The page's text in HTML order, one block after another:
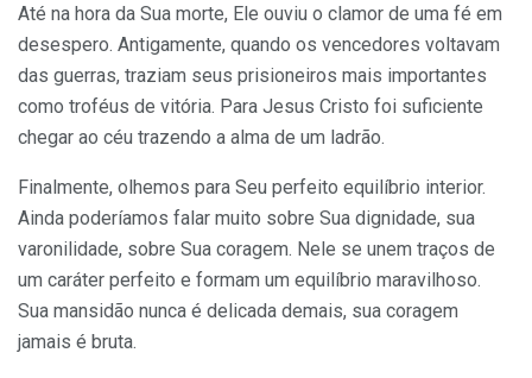
Até na hora da Sua morte, Ele ouviu o clamor de uma fé em
desespero. Antigamente, quando os vencedores voltavam
das guerras, traziam seus prisioneiros mais importantes
como troféus de vitória. Para Jesus Cristo foi suficiente
chegar ao céu trazendo a alma de um ladrão.
Finalmente, olhemos para Seu perfeito equilíbrio interior.
Ainda poderíamos falar muito sobre Sua dignidade, sua
varonilidade, sobre Sua coragem. Nele se unem traços de
um caráter perfeito e formam um equilíbrio maravilhoso.
Sua mansidão nunca é delicada demais, sua coragem
jamais é bruta.